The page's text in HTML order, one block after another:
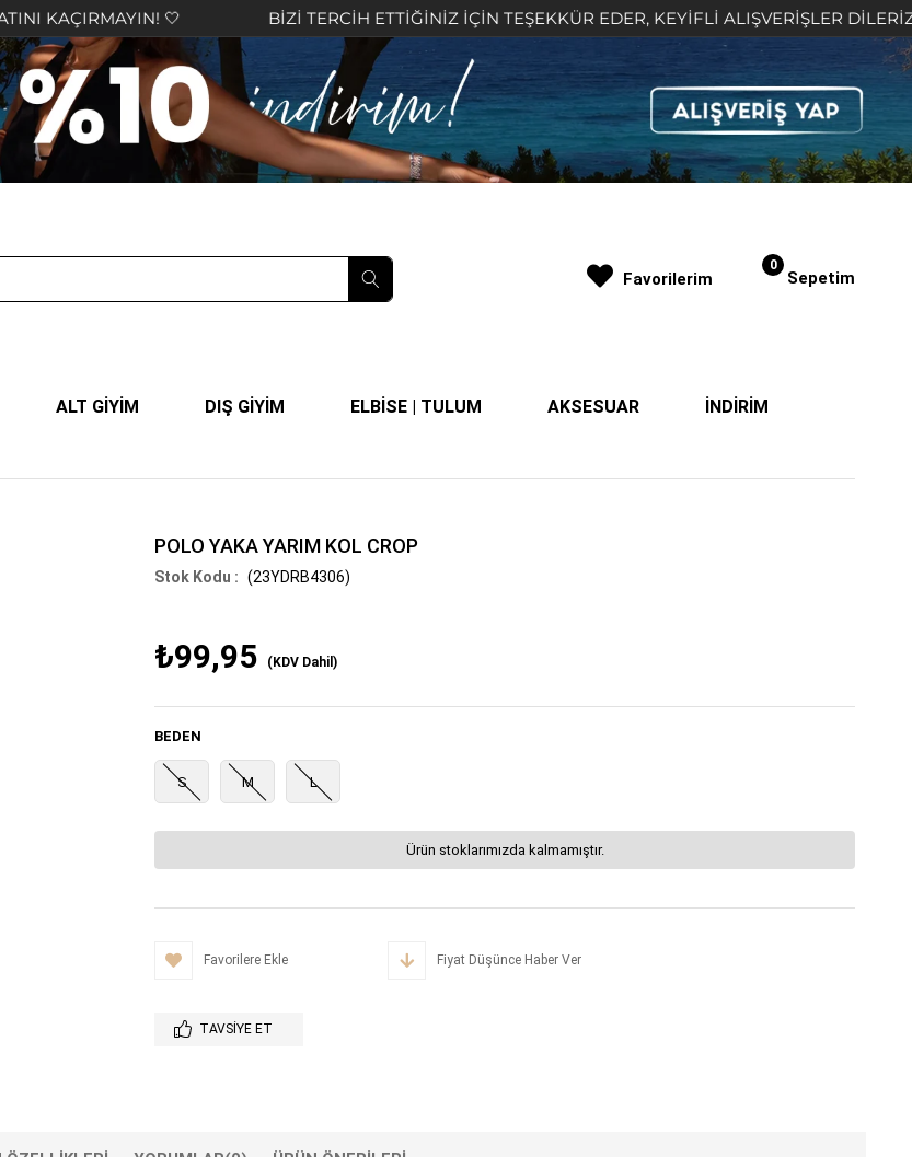
🤍 BİZİ TERCİH ETTİĞİNİZ İÇİN TEŞEKKÜR EDER, KEYİFLİ ALIŞVERİŞLER DİLERİZ 🤍
Sepetim
0
ALT GİYİM DIŞ GİYİM ELBİSE | TULUM AKSESUAR İNDİRİM
Favorilerim
POLO YAKA YARIM KOL CROP
(23YDRB4306)
₺99,95 (KDV Dahil)
BEDEN
S M L
Ürün stoklarımızda kalmamıştır.
Favorilere Ekle Fiyat Düşünce Haber Ver
TAVSIYE ET